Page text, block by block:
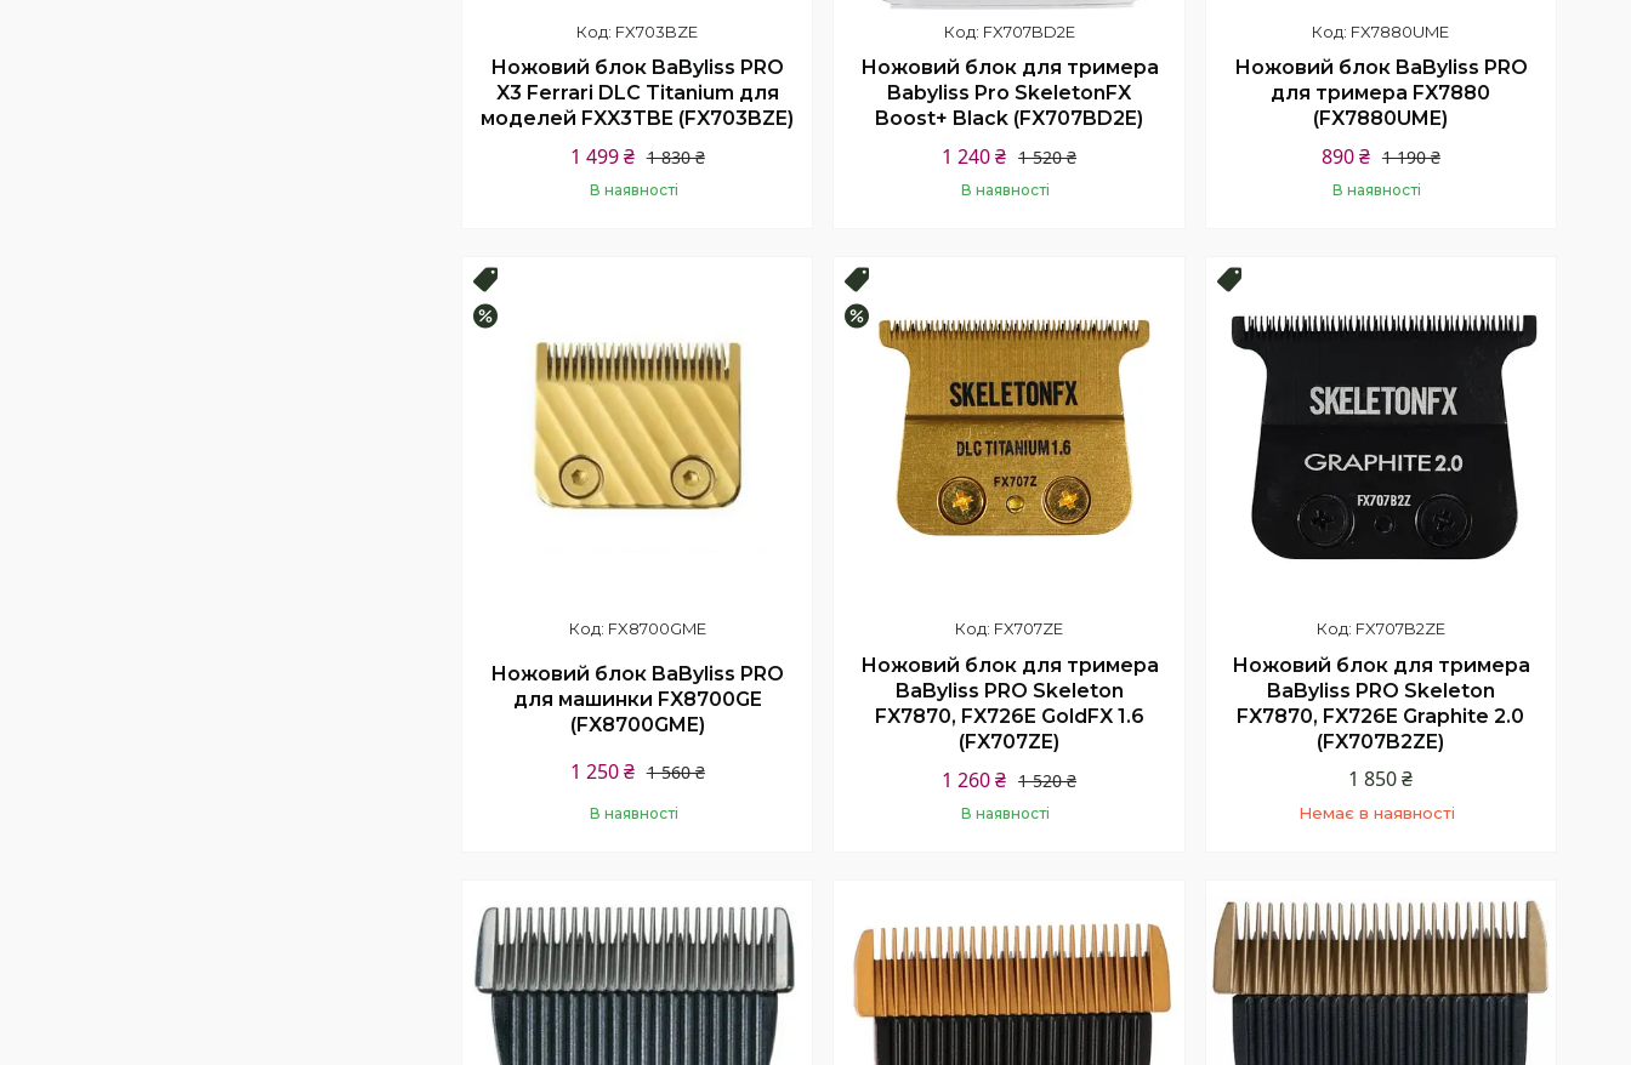
FX703BZE
Ножовий блок BaByliss PRO
X3 Ferrari DLC Titanium для
моделей FXX3TBE (FX703BZE)
1 830 ₴
1 499 ₴
В наявності
FX707BD2E
Ножовий блок для тримера
Babyliss Pro SkeletonFX
Boost+ Black (FX707BD2E)
1 520 ₴
1 240 ₴
В наявності
FX7880UME
Ножовий блок BaByliss PRO
для тримера FX7880
(FX7880UME)
1 190 ₴
890 ₴
В наявності
FX8700GME
Ножовий блок BaByliss PRO
для машинки FX8700GE
(FX8700GME)
1 560 ₴
1 250 ₴
В наявності
–17%
FX707ZE
Ножовий блок для тримера
BaByliss PRO Skeleton
FX7870, FX726E GoldFX 1.6
(FX707ZE)
1 520 ₴
1 260 ₴
В наявності
FX707B2ZE
Ножовий блок для тримера
BaByliss PRO Skeleton
FX7870, FX726E Graphite 2.0
(FX707B2ZE)
1 850 ₴
Немає в наявності
Київстар